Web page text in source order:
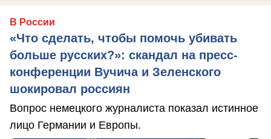
В России
«Что сделать, чтобы помочь убивать
больше русских?»: скандал на пресс-
конференции Вучича и Зеленского
шокировал россиян
Вопрос немецкого журналиста показал истинное
лицо Германии и Европы.